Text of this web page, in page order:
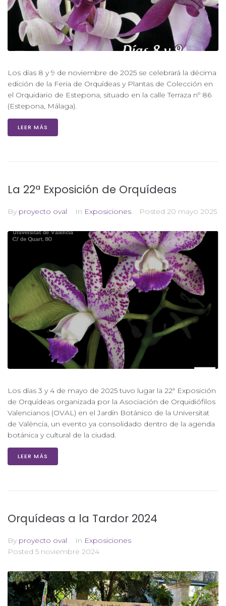
Los días 8 y 9 de noviembre de 2025 se celebrará la décima
edición de la Feria de Orquídeas y Plantas de Colección en
el Orquidario de Estepona, situado en la calle Terraza nº 86
(Estepona, Málaga).
LEER MÁS
La 22ª Exposición de Orquídeas
By proyecto oval In Exposiciones Posted 20 mayo 2025
Los días 3 y 4 de mayo de 2025 tuvo lugar la 22ª Exposición
de Orquídeas organizada por la Asociación de Orquidiófilos
Valencianos (OVAL) en el Jardín Botánico de la Universitat
de València, un evento ya consolidado dentro de la agenda
botánica y cultural de la ciudad.
LEER MÁS
Orquídeas a la Tardor 2024
By proyecto oval In Exposiciones
Posted 5 noviembre 2024